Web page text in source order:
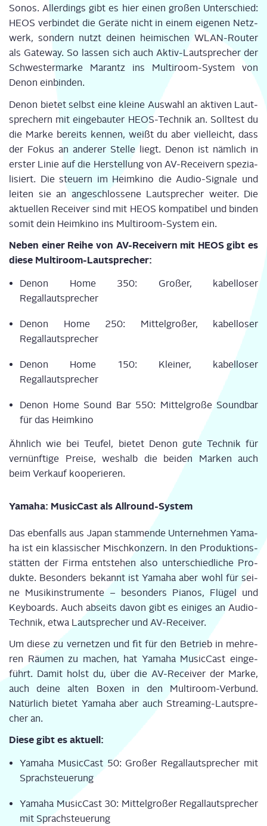
Sonos. Aller­dings gibt es hier einen gro­ßen Unter­schied:
HEOS ver­bin­det die Gerä­te nicht in einem eige­nen Netz­
werk, son­dern nutzt dei­nen hei­mi­schen WLAN-Rou­ter
als Gate­way. So las­sen sich auch Aktiv-Laut­spre­cher der
Schwes­ter­mar­ke Marantz ins Mul­ti­room-Sys­tem von
Denon einbinden.
Denon bie­tet selbst eine klei­ne Aus­wahl an akti­ven Laut­
spre­chern mit ein­ge­bau­ter HEOS-Tech­nik an. Soll­test du
die Mar­ke bereits ken­nen, weißt du aber viel­leicht, dass
der Fokus an ande­rer Stel­le liegt. Denon ist näm­lich in
ers­ter Linie auf die Her­stel­lung von AV-Recei­vern spe­zia­
li­siert. Die steu­ern im Heim­ki­no die Audio-Signa­le und
lei­ten sie an ange­schlos­se­ne Laut­spre­cher wei­ter. Die
aktu­el­len Recei­ver sind mit HEOS kom­pa­ti­bel und bin­den
somit dein Heim­ki­no ins Mul­ti­room-Sys­tem ein.
Neben einer Rei­he von AV-Recei­vern mit HEOS gibt es
die­se Multiroom-Lautsprecher:
Denon Home 350: Gro­ßer, kabel­lo­ser
Regallautsprecher
Denon Home 250: Mit­tel­gro­ßer, kabel­lo­ser
Regallautsprecher
Denon Home 150: Klei­ner, kabel­lo­ser
Regallautsprecher
Denon Home Sound Bar 550: Mit­tel­gro­ße Sound­bar
für das Heimkino
Ähn­lich wie bei Teu­fel, bie­tet Denon gute Tech­nik für
ver­nünf­ti­ge Prei­se, wes­halb die bei­den Mar­ken auch
beim Ver­kauf kooperieren.
Yama­ha: Music­Cast als Allround-System
Das eben­falls aus Japan stam­men­de Unter­neh­men Yama­
ha ist ein klas­si­scher Misch­kon­zern. In den Pro­duk­ti­ons­
stät­ten der Fir­ma ent­ste­hen also unter­schied­li­che Pro­
duk­te. Beson­ders bekannt ist Yama­ha aber wohl für sei­
ne Musik­in­stru­men­te – beson­ders Pia­nos, Flü­gel und
Key­boards. Auch abseits davon gibt es eini­ges an Audio-
Tech­nik, etwa Laut­spre­cher und AV-Receiver.
Um die­se zu ver­net­zen und fit für den Betrieb in meh­re­
ren Räu­men zu machen, hat Yama­ha Music­Cast ein­ge­
führt. Damit holst du, über die AV-Recei­ver der Mar­ke,
auch dei­ne alten Boxen in den Mul­ti­room-Ver­bund.
Natür­lich bie­tet Yama­ha aber auch Strea­ming-Laut­spre­
cher an.
Die­se gibt es aktuell:
Yama­ha Music­Cast 50: Gro­ßer Regal­laut­spre­cher mit
Sprachsteuerung
Yama­ha Music­Cast 30: Mit­tel­gro­ßer Regal­laut­spre­cher
mit Sprachsteuerung